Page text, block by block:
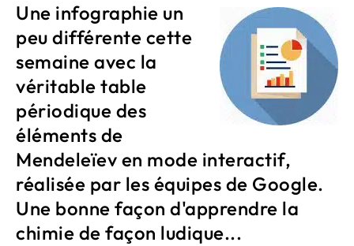
Une infographie un
peu différente cette
semaine avec la
véritable table
périodique des
éléments de
Mendeleïev en mode interactif,
réalisée par les équipes de Google.
Une bonne façon d'apprendre la
chimie de façon ludique...